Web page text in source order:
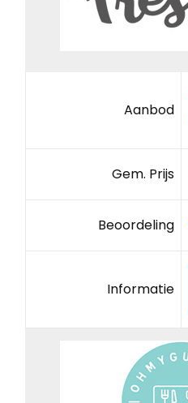
Aanbod
Gem. Prijs
Beoordeling
Informatie